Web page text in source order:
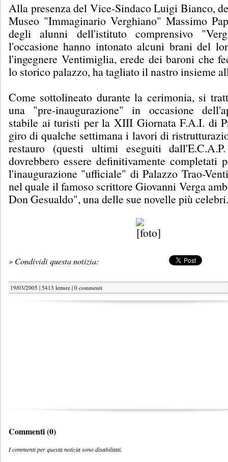
Alla presenza del Vice-Sindaco Luigi Bianco,
Museo "Immaginario Verghiano" Massimo
degli alunni dell'istituto comprensivo
l'occasione hanno intonato alcuni brani del
l'ingegnere Ventimiglia, erede dei baroni che
lo storico palazzo, ha tagliato il nastro insieme
Come sottolineato durante la cerimonia, si
una "pre-inaugurazione" in occasione
stabile ai turisti per la XIII Giornata F.A.I. di
giro di qualche settimana i lavori di
restauro (questi ultimi eseguiti
dovrebbero essere definitivamente completati
l'inaugurazione "ufficiale" di Palazzo Trao-
nel quale il famoso scrittore Giovanni Verga
Don Gesualdo", una delle sue novelle più celebri.
» Condividi questa notizia:
19/03/2005 | 5413 letture | 0 commenti
Commenti (0)
I commenti per questa notizia sono disabilitati.